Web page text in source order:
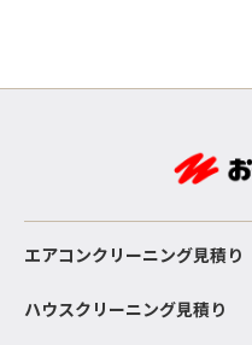
エアコンクリーニング見積り
ハウスクリーニング見積り